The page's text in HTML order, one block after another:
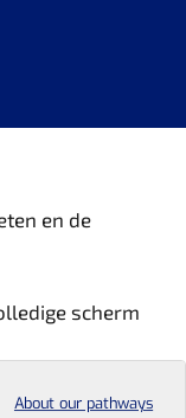
en de
scherm